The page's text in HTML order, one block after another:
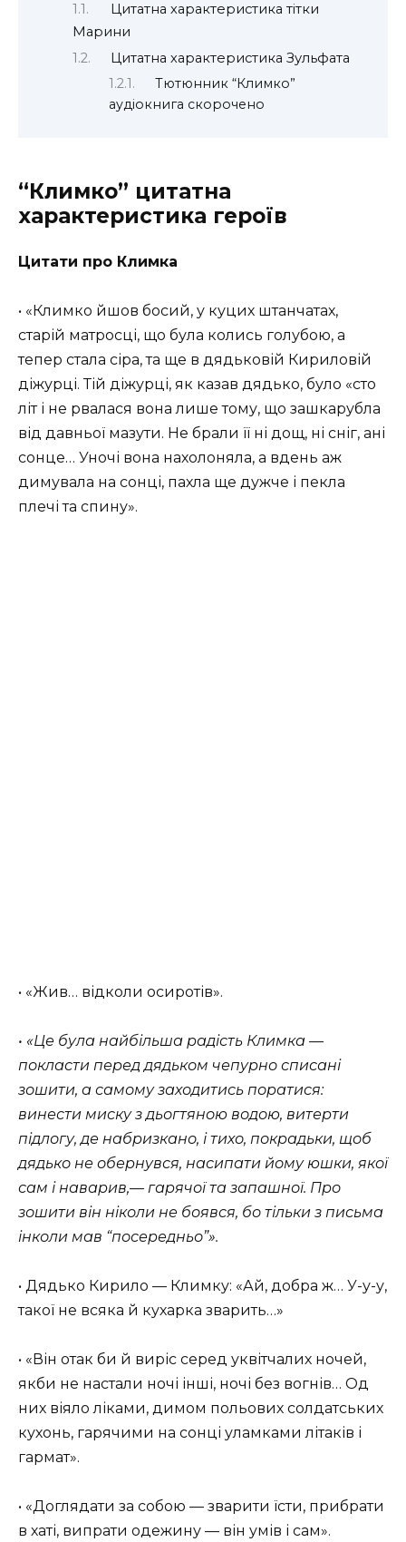
Цитатна характеристика тітки
Марини
Цитатна характеристика Зульфата
Тютюнник “Климко”
аудіокнига скорочено
“Климко” цитатна
характеристика героїв
Цитати про Климка
• «Климко йшов босий, у куцих штанчатах,
старій матросці, що була колись голубою, а
тепер стала сіра, та ще в дядьковій Кириловій
діжурці. Тій діжурці, як казав дядько, було «сто
літ і не рвалася вона лише тому, що зашкарубла
від давньої мазути. Не брали її ні дощ, ні сніг, ані
сонце… Уночі вона нахолоняла, а вдень аж
димувала на сонці, пахла ще дужче і пекла
плечі та спину».
• «Жив… відколи осиротів».
• «Це була найбільша радість Климка —
покласти перед дядьком чепурно списані
зошити, а самому заходитись поратися:
винести миску з дьогтяною водою, витерти
підлогу, де набризкано, і тихо, покрадьки, щоб
дядько не обернувся, насипати йому юшки, якої
сам і наварив,— гарячої та запашної. Про
зошити він ніколи не боявся, бо тільки з письма
інколи мав “посередньо”».
• Дядько Кирило — Климку: «Ай, добра ж… У-у-у,
такої не всяка й кухарка зварить…»
• «Він отак би й виріс серед уквітчалих ночей,
якби не настали ночі інші, ночі без вогнів… Од
них віяло ліками, димом польових солдатських
кухонь, гарячими на сонці уламками літаків і
гармат».
• «Доглядати за собою — зварити їсти, прибрати
в хаті, випрати одежину — він умів і сам».